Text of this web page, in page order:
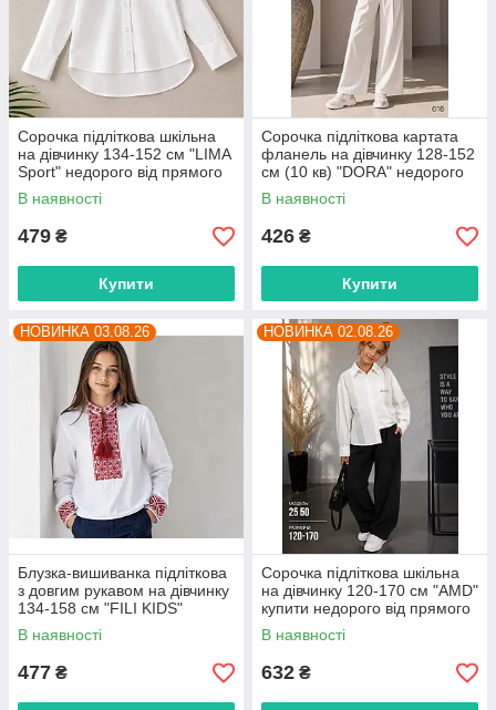
Сорочка підліткова шкільна
на дівчинку 134-152 см "LIMA
Sport" недорого від прямого
постачальника
В наявності
479 ₴
Купити
Сорочка підліткова картата
фланель на дівчинку 128-152
см (10 кв) "DORA" недорого
від прямого постачальника
В наявності
426 ₴
Купити
НОВИНКА 03.08.26
Блузка-вишиванка підліткова
з довгим рукавом на дівчинку
134-158 см "FILI KIDS"
недорого від прямого
постачальника
В наявності
477 ₴
НОВИНКА 02.08.26
Сорочка підліткова шкільна
на дівчинку 120-170 см "AMD"
купити недорого від прямого
постачальника
В наявності
632 ₴